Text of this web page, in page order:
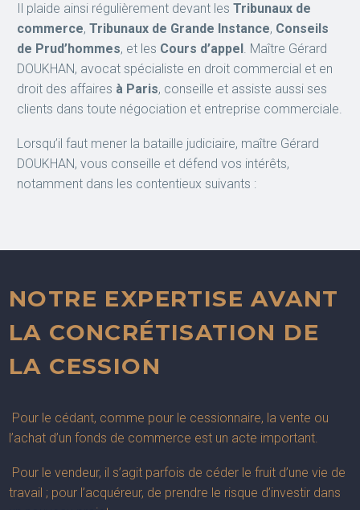
Il plaide ainsi régulièrement devant les Tribunaux de
commerce, Tribunaux de Grande Instance, Conseils
de Prud’hommes, et les Cours d’appel. Maître Gérard
DOUKHAN, avocat spécialiste en droit commercial et en
droit des affaires à Paris, conseille et assiste aussi ses
clients dans toute négociation et entreprise commerciale.
Lorsqu’il faut mener la bataille judiciaire, maître Gérard
DOUKHAN, vous conseille et défend vos intérêts,
notamment dans les contentieux suivants :
NOTRE EXPERTISE AVANT
LA CONCRÉTISATION DE
LA CESSION
Pour le cédant, comme pour le cessionnaire, la vente ou
l’achat d’un fonds de commerce est un acte important.
Pour le vendeur, il s’agit parfois de céder le fruit d’une vie de
travail ; pour l’acquéreur, de prendre le risque d’investir dans